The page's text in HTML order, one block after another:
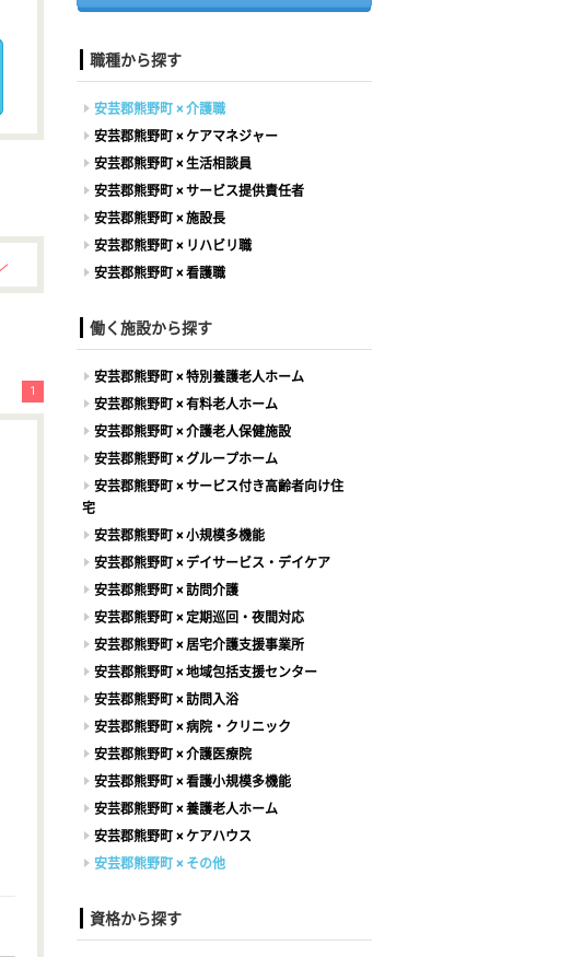
1
職種から探す
安芸郡熊野町 × 介護職
安芸郡熊野町 × ケアマネジャー
安芸郡熊野町 × 生活相談員
安芸郡熊野町 × サービス提供責任者
安芸郡熊野町 × 施設長
安芸郡熊野町 × リハビリ職
安芸郡熊野町 × 看護職
働く施設から探す
安芸郡熊野町 × 特別養護老人ホーム
安芸郡熊野町 × 有料老人ホーム
安芸郡熊野町 × 介護老人保健施設
安芸郡熊野町 × グループホーム
安芸郡熊野町 × サービス付き高齢者向け住
宅
安芸郡熊野町 × 小規模多機能
安芸郡熊野町 × デイサービス・デイケア
安芸郡熊野町 × 訪問介護
安芸郡熊野町 × 定期巡回・夜間対応
安芸郡熊野町 × 居宅介護支援事業所
安芸郡熊野町 × 地域包括支援センター
安芸郡熊野町 × 訪問入浴
安芸郡熊野町 × 病院・クリニック
安芸郡熊野町 × 介護医療院
安芸郡熊野町 × 看護小規模多機能
安芸郡熊野町 × 養護老人ホーム
安芸郡熊野町 × ケアハウス
安芸郡熊野町 × その他
資格から探す